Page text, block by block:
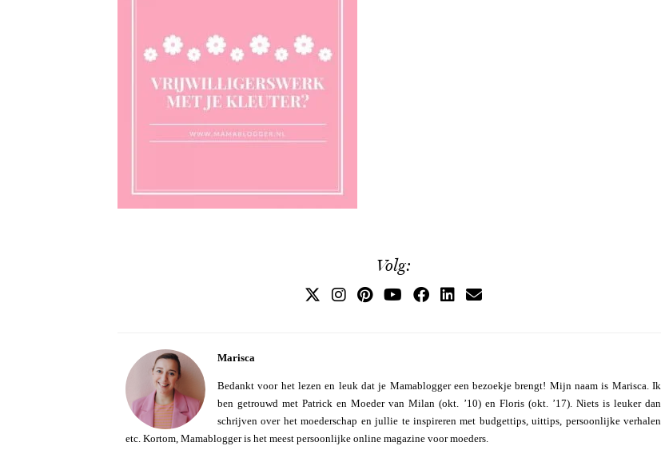
Volg:
Marisca
Bedankt voor het lezen en leuk dat je Mamablogger een bezoekje brengt! Mijn naam is Marisca. Ik
ben getrouwd met Patrick en Moeder van Milan (okt. ’10) en Floris (okt. ’17). Niets is leuker dan
schrijven over het moederschap en jullie te inspireren met budgettips, uittips, persoonlijke verhalen
etc. Kortom, Mamablogger is het meest persoonlijke online magazine voor moeders.